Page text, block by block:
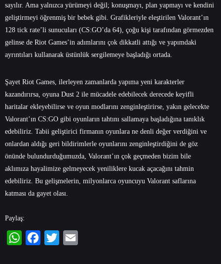
sayılır. Ama yalnızca yürümeyi değil; konuşmayı, plan yapmayı ve kendini
geliştirmeyi öğrenmiş bir bebek gibi. Grafikleriyle eleştirilen Valorant’ın
128 tick rate’li sunucuları (CS:GO’da 64), çoğu kişi tarafından görmezden
gelinse de Riot Games’in adımlarını çok dikkatli attığı ve yapımdaki
ayrıntıları kullanarak üstünlük sergilemeye başladığı ortada.
Şayet Riot Games, ilerleyen zamanlarda yapıma yeni karakterler
kazandırırsa, oyuna Dust 2 ile mücadele edebilecek derecede keyifli
haritalar ekleyebilirse ve oyun modlarını zenginleştirirse, yakın gelecekte
Valorant’ın CS:GO gibi oyunların tahtını sallamaya başladığına tanıklık
edebiliriz. Tabii geliştirici firmanın oyunlara ne denli değer verdiğini ve
onlardan aldığı geri bildirimlerle oyunlarını zenginleştirdiğini de göz
önünde bulundurduğumuzda, Valorant’ın çok geçmeden bizim bile
aklımıza hayalimize gelmeyecek yeniliklere kucak açacağını tahmin
edebiliriz. Bu gelişmelerin, milyonlarca oyuncuyu Valorant saflarına
katması da gayet olası.
Paylaş: